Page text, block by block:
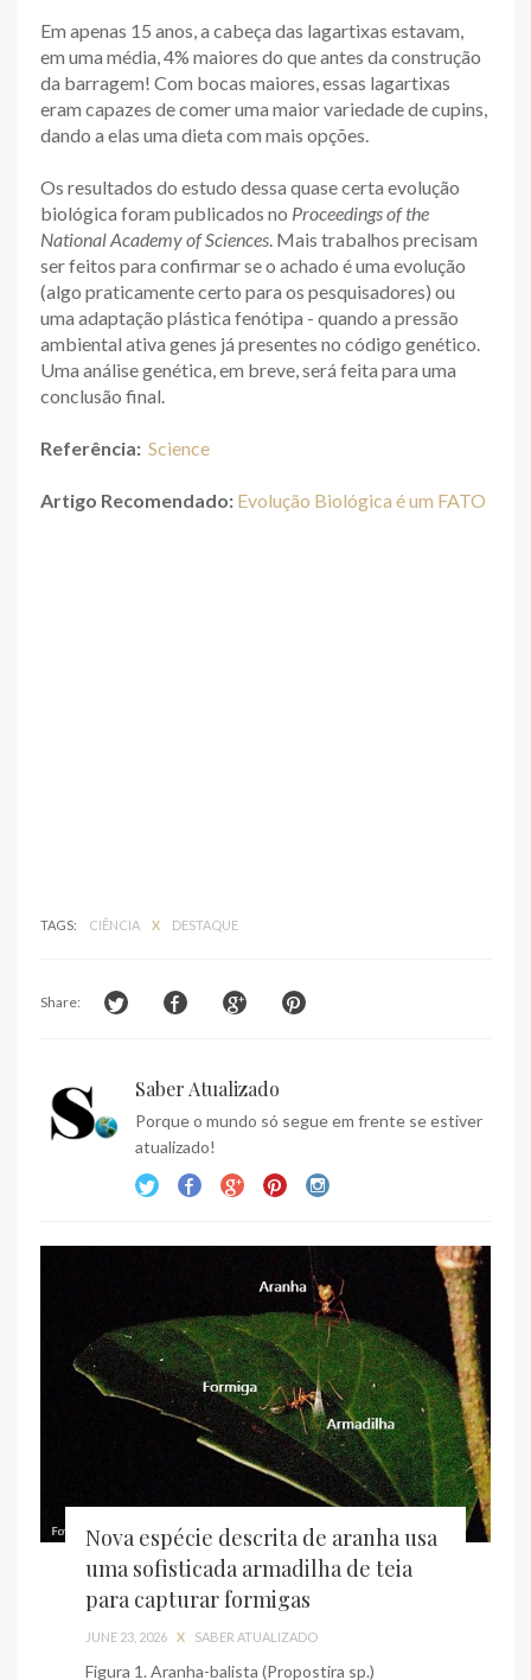
Em apenas 15 anos, a cabeça das lagartixas estavam,
em uma média, 4% maiores do que antes da construção
da barragem! Com bocas maiores, essas lagartixas
eram capazes de comer uma maior variedade de cupins,
dando a elas uma dieta com mais opções.
Os resultados do estudo dessa quase certa evolução
biológica foram publicados no Proceedings of the
National Academy of Sciences. Mais trabalhos precisam
ser feitos para confirmar se o achado é uma evolução
(algo praticamente certo para os pesquisadores) ou
uma adaptação plástica fenótipa - quando a pressão
ambiental ativa genes já presentes no código genético.
Uma análise genética, em breve, será feita para uma
conclusão final.
Referência: Science
Artigo Recomendado: Evolução Biológica é um FATO
TAGS: CIÊNCIA X DESTAQUE
Share:
Saber Atualizado
Porque o mundo só segue em frente se estiver
atualizado!
Nova espécie descrita de aranha usa
uma sofisticada armadilha de teia
para capturar formigas
JUNE 23, 2026 X SABER ATUALIZADO
Figura 1. Aranha-balista (Propostira sp.)